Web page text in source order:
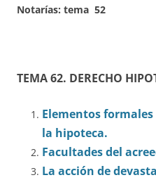
Notarías: tema 52
TEMA 62. DERECHO
Elementos
la hipoteca.
Facultades del
La acción de